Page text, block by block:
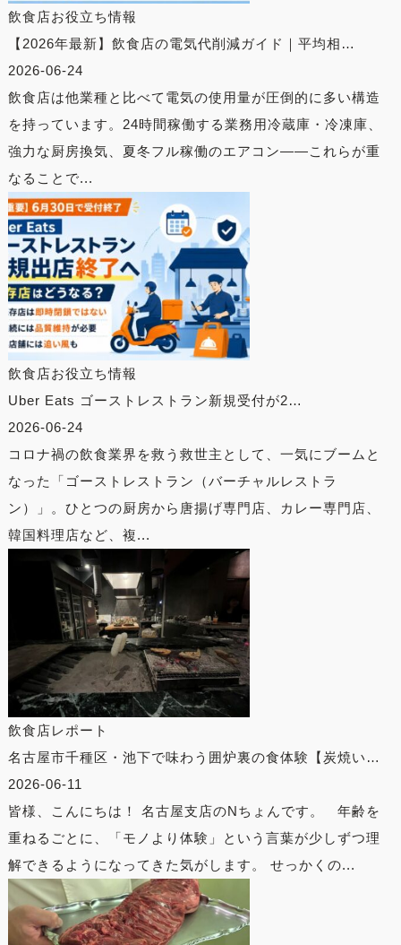
飲食店お役立ち情報
【2026年最新】飲食店の電気代削減ガイド｜平均相…
2026-06-24
飲食店は他業種と比べて電気の使用量が圧倒的に多い構造
を持っています。24時間稼働する業務用冷蔵庫・冷凍庫、
強力な厨房換気、夏冬フル稼働のエアコン——これらが重
なることで...
飲食店お役立ち情報
Uber Eats ゴーストレストラン新規受付が2…
2026-06-24
コロナ禍の飲食業界を救う救世主として、一気にブームと
なった「ゴーストレストラン（バーチャルレストラ
ン）」。ひとつの厨房から唐揚げ専門店、カレー専門店、
韓国料理店など、複...
飲食店レポート
名古屋市千種区・池下で味わう囲炉裏の食体験【炭焼い…
2026-06-11
皆様、こんにちは！ 名古屋支店のNちょんです。 年齢を
重ねるごとに、「モノより体験」という言葉が少しずつ理
解できるようになってきた気がします。 せっかくの...